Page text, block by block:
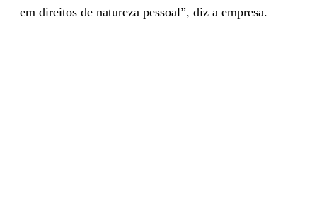
em direitos de natureza pessoal”, diz a empresa.